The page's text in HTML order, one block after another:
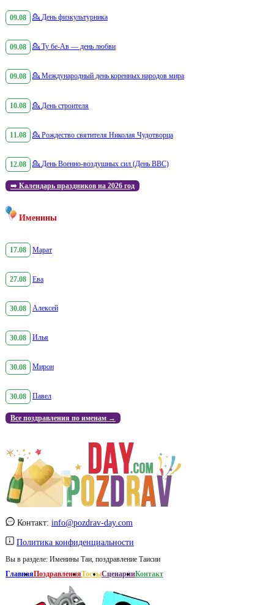
09.08 💁 День физкультурника
09.08 💁 Ту бе-Ав — день любви
09.08 💁 Международный день коренных народов мира
10.08 💁 День строителя
11.08 💁 Рождество святителя Николая Чудотворца
12.08 💁 День Военно-воздушных сил (День ВВС)
➡️ Календарь праздников на 2026 год
Именины
17.08 Марат
27.08 Ева
30.08 Алексей
30.08 Илья
30.08 Мирон
30.08 Павел
Все поздравления по именам →
Контакт: info@pozdrav-day.com
Политика конфиденциальности
Вы в разделе: Именины Таи, поздравление Таисии
ГлавнаяПоздравленияТостыСценарииКонтакт